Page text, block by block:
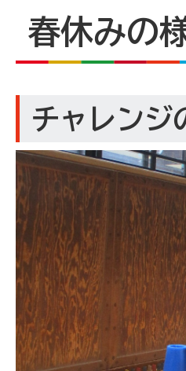
春休みの
チャレンジ